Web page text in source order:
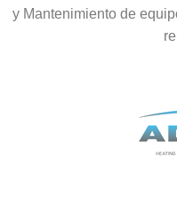
y Mantenimiento de